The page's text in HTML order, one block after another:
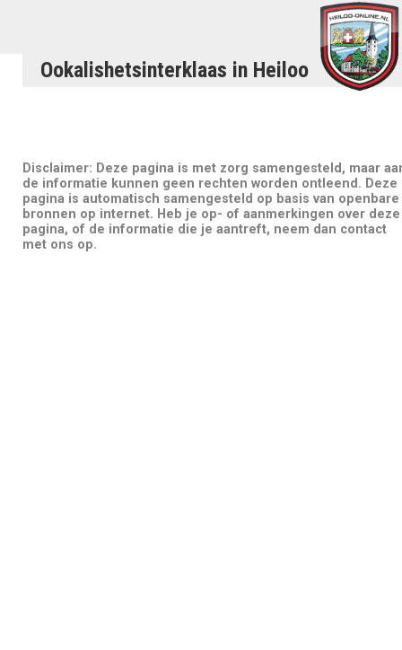
Ookalishetsinterklaas in Heiloo
Disclaimer: Deze pagina is met zorg samengesteld, maar
de informatie kunnen geen rechten worden ontleend. Deze
pagina is automatisch samengesteld op basis van openbare
bronnen op internet. Heb je op- of aanmerkingen over deze
pagina, of de informatie die je aantreft, neem dan contact
met ons op.